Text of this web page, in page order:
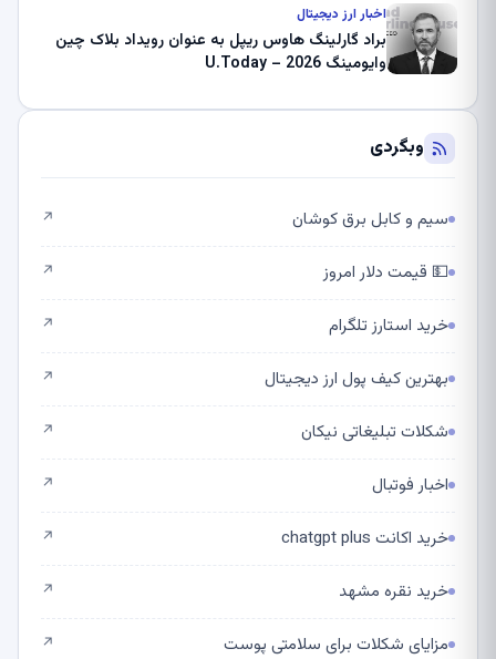
اخبار ارز دیجیتال
براد گارلینگ هاوس ریپل به عنوان رویداد بلاک چین
وایومینگ 2026 – U.Today
وبگردی
سیم و کابل برق کوشان ↗
💵 قیمت دلار امروز ↗
خرید استارز تلگرام ↗
بهترین کیف پول ارز دیجیتال ↗
شکلات تبلیغاتی نیکان ↗
اخبار فوتبال ↗
خرید اکانت chatgpt plus ↗
خرید نقره مشهد ↗
مزایای شکلات برای سلامتی پوست ↗